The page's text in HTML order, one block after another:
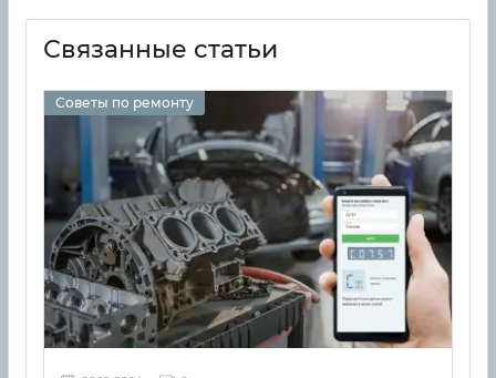
Связанные статьи
Советы по ремонту